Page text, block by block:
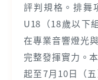
評判規格。排舞
U18（18歲以下
在專業音響燈光
完整發揮實力。
起至7月10日（